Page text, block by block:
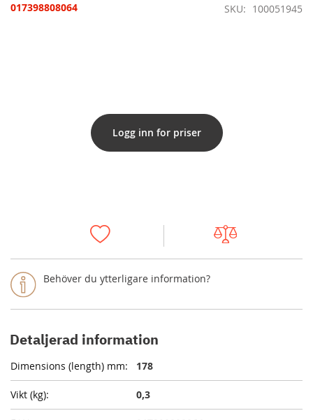
Behöver du ytterligare information?
017398808064 SKU 100051945
Logg inn for priser
Detaljerad information
178
0,3